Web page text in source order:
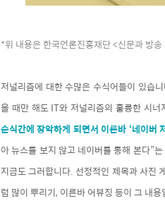
*위 내용은 한국언론진흥재단 <신문과 방
저널리즘에 대한 수많은 수식어들이 있습
을 때만 해도 IT와 저널리즘의 훌륭한 시
순식간에 장악하게 되면서 이른바 ‘네이버
아 뉴스를 보지 않고 네이버를 통해 본다”
지금도 그러합니다. 선정적인 제목과 사진
럼 많이 뿌리기, 이른바 어뷰징 등이 그 내용